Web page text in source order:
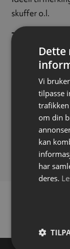
skuffer o.l.
Tegn:
Tekstfarge:
Tekststørrelse:
Materiale:
Størrelse:38 x
Påføring:
Bruksområde:
Forpakning:
Vi
tilpasse
om din
kan
har
deres.